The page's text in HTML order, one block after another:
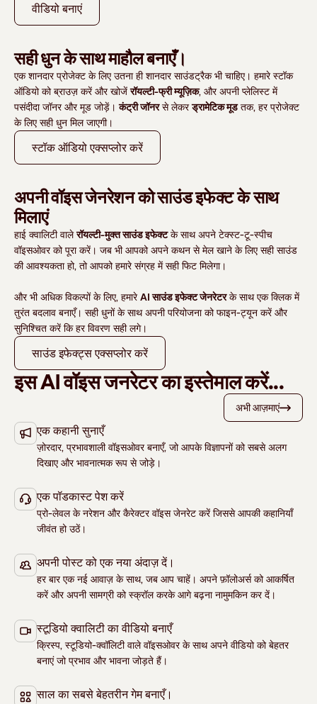
वीडियो बनाएं
सही धुन के साथ माहौल बनाएँ।
एक शानदार प्रोजेक्ट के लिए उतना ही शानदार साउंडट्रैक भी चाहिए। हमारे स्टॉक
ऑडियो को ब्राउज़ करें और खोजें रॉयल्टी-फ्री म्यूज़िक, और अपनी प्लेलिस्ट में
पसंदीदा जॉनर और मूड जोड़ें ।कंट्री जॉनरसे लेकरड्रामेटिक मूडतक, हर प्रोजेक्ट
के लिए सही धुन मिल जाएगी।
स्‍टॉक ऑडियो एक्‍सप्‍लोर करें
अपनी वॉइस जेनरेशन को साउंड इफेक्ट के साथ
मिलाएं
हाई क्‍वालिटी वालेरॉयल्टी-मुक्त साउंड इफेक्टके साथ अपने टेक्स्ट-टू-स्पीच
वॉइसओवर को पूरा करें। जब भी आपको अपने कथन से मेल खाने के लिए सही साउंड
की आवश्यकता हो, तो आपको हमारे संग्रह में सही फिट मिलेगा।
और भी अधिक विकल्पों के लिए, हमारेAI साउंड इफेक्ट जेनरेटरके साथ एक क्लिक में
तुरंत बदलाव बनाएँ। सही धुनों के साथ अपनी परियोजना को फाइन-ट्यून करें और
सुनिश्चित करें कि हर विवरण सही लगे।
साउंड इफेक्‍ट्स एक्सप्लोर करें
इस AI वॉइस जनरेटर का इस्‍तेमाल करें...
अभी आज़माएं
एक कहानी सुनाएँ
ज़ोरदार, प्रभावशाली वॉइसओवर बनाएँ, जो आपके विज्ञापनों को सबसे अलग
दिखाए और भावनात्मक रूप से जोड़े।
एक पॉडकास्ट पेश करें
प्रो-लेवल के नरेशन और कैरेक्‍टर वॉइस जेनरेट करें जिससे आपकी कहानियाँ
जीवंत हो उठें।
अपनी पोस्ट को एक नया अंदाज़ दें।
हर बार एक नई आवाज़ के साथ, जब आप चाहें। अपने फ़ॉलोअर्स को आकर्षित
करें और अपनी सामग्री को स्क्रॉल करके आगे बढ़ना नामुमकिन कर दें।
स्‍टूडियो क्‍वालिटी का वीडियो बनाएँ
क्र‍िस्‍प, स्‍टूडियो-क्‍वॉलिटी वाले वॉइसओवर के साथ अपने वीडियो को बेहतर
बनाएं जो प्रभाव और भावना जोड़ते हैं।
साल का सबसे बेहतरीन गेम बनाएँ।